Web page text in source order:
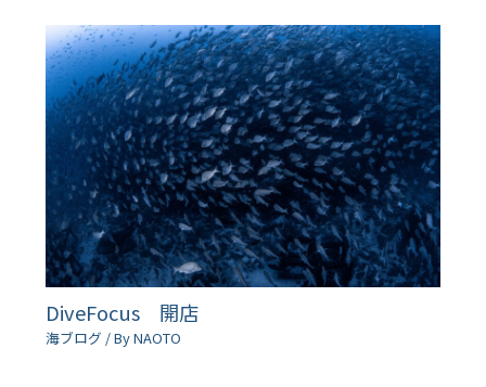
DiveFocus 開店
海ブログ / ByNAOTO